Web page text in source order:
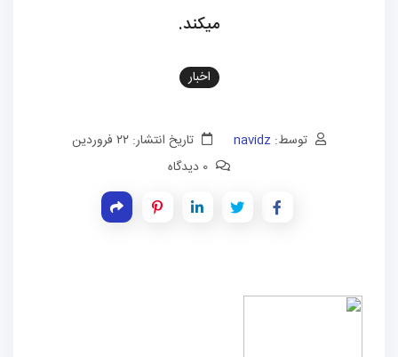
میکند.
اخبار
توسط: navidz
تاریخ انتشار: ۲۲ فروردین